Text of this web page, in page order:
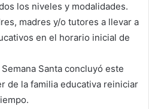
los niveles y modalidades.
madres y/o tutores a llevar a
en el horario inicial de
Santa concluyó este
de la familia educativa reiniciar